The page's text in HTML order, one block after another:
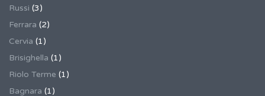
Russi (3)
Ferrara (2)
Cervia (1)
Brisighella (1)
Riolo Terme (1)
Bagnara (1)